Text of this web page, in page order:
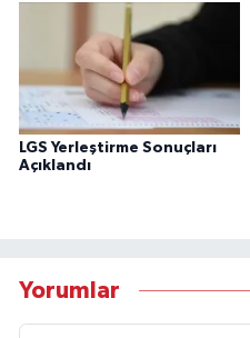
LGS Yerleştirme Sonuçları
Açıklandı
Yorumlar